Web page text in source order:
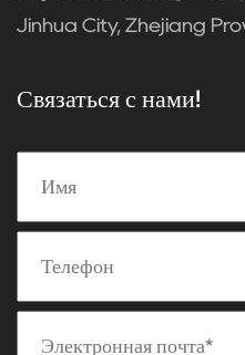
Jinhua City, Zhejiang
Связаться с нами!